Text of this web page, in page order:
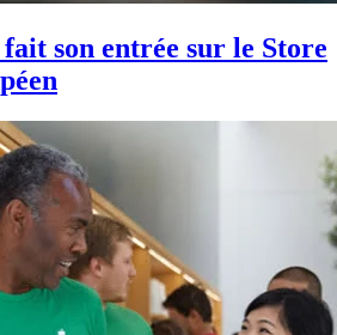
son entrée sur le Store